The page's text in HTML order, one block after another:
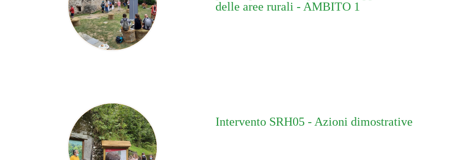
delle aree rurali - AMBITO 1
Intervento SRH05 - Azioni dimostrative